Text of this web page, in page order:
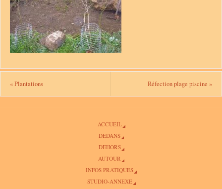
«Plantations Réfection plage piscine»
ACCUEIL
DEDANS
DEHORS
AUTOUR
INFOS PRATIQUES
STUDIO-ANNEXE